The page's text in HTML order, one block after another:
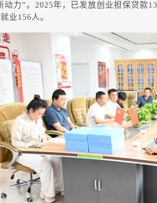
动力”。2025年，已发放创业担保贷款
业156人。